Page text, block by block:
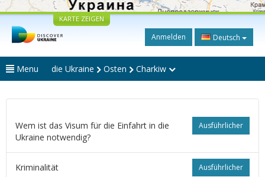
KARTE ZEIGEN
Anmelden Deutsch
Menu die Ukraine Osten Charkiw
Ausführlicher
Wem ist das Visum für die Einfahrt in die
Ukraine notwendig?
Ausführlicher
Kriminalität